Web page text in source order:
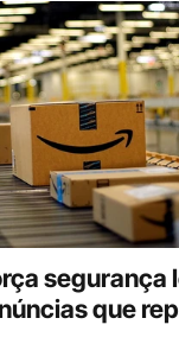
segurança
que